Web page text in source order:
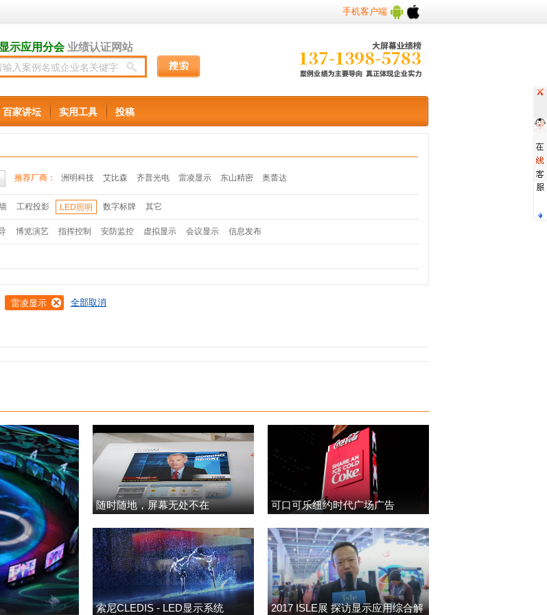
手机客户端
示应用分会业绩认证网站
百家讲坛 实用工具 投稿
推荐厂商： 洲明科技 艾比森 齐普光电 雷凌显示 东山精密 奥蕾达
工程投影 LED照明 数字标牌 其它
博览演艺 指挥控制 安防监控 虚拟显示 会议显示 信息发布
雷凌显示 全部取消
随时随地，屏幕无处不在 可口可乐纽约时代广场广告
索尼CLEDIS - LED显示系统 2017 ISLE展 探访显示应用综合解